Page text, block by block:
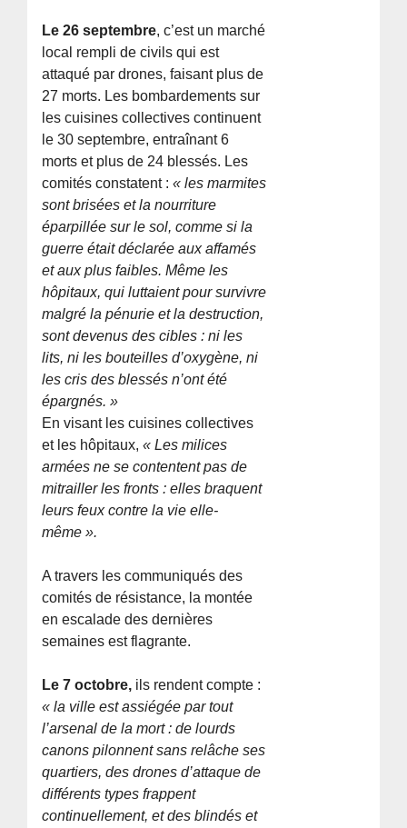
Le 26 septembre, c’est un marché
local rempli de civils qui est
attaqué par drones, faisant plus de
27 morts. Les bombardements sur
les cuisines collectives continuent
le 30 septembre, entraînant 6
morts et plus de 24 blessés. Les
comités constatent :« les marmites
sont brisées et la nourriture
éparpillée sur le sol, comme si la
guerre était déclarée aux affamés
et aux plus faibles. Même les
hôpitaux, qui luttaient pour survivre
malgré la pénurie et la destruction,
sont devenus des cibles : ni les
lits, ni les bouteilles d’oxygène, ni
les cris des blessés n’ont été
épargnés. »
En visant les cuisines collectives
et les hôpitaux,« Les milices
armées ne se contentent pas de
mitrailler les fronts : elles braquent
leurs feux contre la vie elle-
même ».
A travers les communiqués des
comités de résistance, la montée
en escalade des dernières
semaines est flagrante.
Le 7 octobre, ils rendent compte :
« la ville est assiégée par tout
l’arsenal de la mort : de lourds
canons pilonnent sans relâche ses
quartiers, des drones d’attaque de
différents types frappent
continuellement, et des blindés et